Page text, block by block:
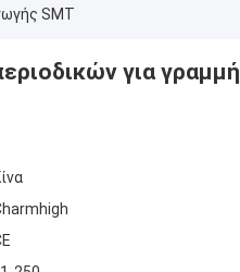
SMT
για γραμμή